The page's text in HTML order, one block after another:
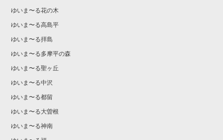
ゆいま〜る花の木
ゆいま〜る高島平
ゆいま〜る拝島
ゆいま〜る多摩平の森
ゆいま〜る聖ヶ丘
ゆいま〜る中沢
ゆいま〜る都留
ゆいま〜る大曽根
ゆいま〜る神南